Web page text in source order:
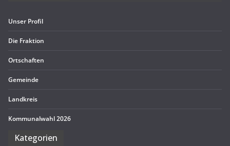
Unser Pro­fil
Die Frak­tion
Ort­schaf­ten
Gemeinde
Land­kreis
Kom­mu­nal­wahl 2026
Kate­go­rien